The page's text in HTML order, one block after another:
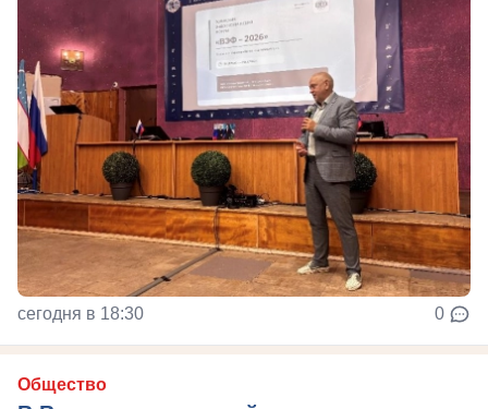
сегодня в 18:30 0
Общество